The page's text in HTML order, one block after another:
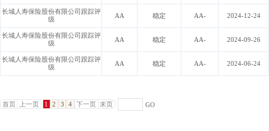
长城人寿保险股份有限公司跟踪评
级
AA 稳定 AA- 2024-12-24
长城人寿保险股份有限公司跟踪评
级
AA 稳定 AA- 2024-09-26
长城人寿保险股份有限公司跟踪评
级
AA 稳定 AA- 2024-06-24
首页 上一页 1 2 3 4 下一页 末页 GO